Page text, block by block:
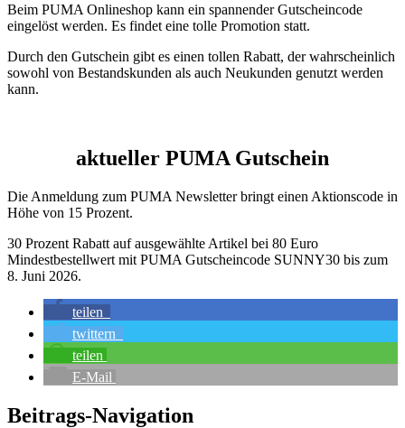
Beim PUMA Onlineshop kann ein spannender Gutscheincode
eingelöst werden. Es findet eine tolle Promotion statt.
Durch den Gutschein gibt es einen tollen Rabatt, der wahrscheinlich
sowohl von Bestandskunden als auch Neukunden genutzt werden
kann.
aktueller PUMA Gutschein
Die Anmeldung zum PUMA Newsletter bringt einen Aktionscode in
Höhe von 15 Prozent.
30 Prozent Rabatt auf ausgewählte Artikel bei 80 Euro
Mindestbestellwert mit PUMA Gutscheincode SUNNY30 bis zum
8. Juni 2026.
teilen
twittern
teilen
E-Mail
Beitrags-Navigation